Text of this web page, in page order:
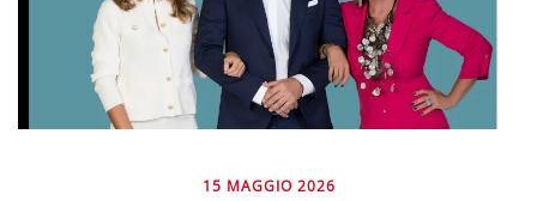
15 MAGGIO 2026